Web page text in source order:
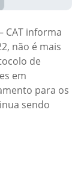
CAT informa
não é mais
de
em
para os
sendo